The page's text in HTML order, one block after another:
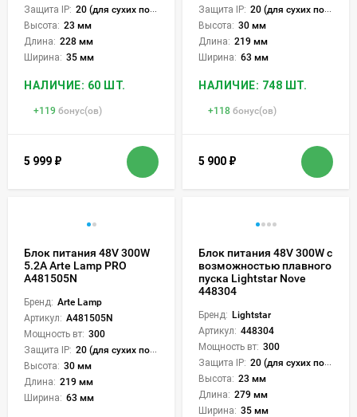
Защита IP: 20 (для сухих пом.)
Высота: 23 мм
Длина: 228 мм
Ширина: 35 мм
НАЛИЧИЕ: 60 ШТ.
+119 бонус(ов)
5 999 ₽
Защита IP: 20 (для сухих пом.)
Высота: 30 мм
Длина: 219 мм
Ширина: 63 мм
НАЛИЧИЕ: 748 ШТ.
+118 бонус(ов)
5 900 ₽
Блок питания 48V 300W
5.2А Arte Lamp PRO
A481505N
Бренд: Arte Lamp
Артикул: A481505N
Мощность вт: 300
Защита IP: 20 (для сухих пом.)
Высота: 30 мм
Длина: 219 мм
Ширина: 63 мм
Блок питания 48V 300W с
возможностью плавного
пуска Lightstar Nove
448304
Бренд: Lightstar
Артикул: 448304
Мощность вт: 300
Защита IP: 20 (для сухих пом.)
Высота: 23 мм
Длина: 279 мм
Ширина: 35 мм